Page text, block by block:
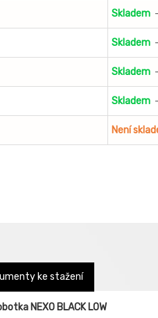
Skladem
Skladem
Skladem
Skladem
Není
ke stažení
NEXO BLACK LOW